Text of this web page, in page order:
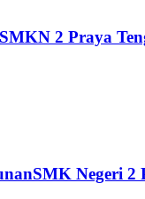
2 Praya
Negeri 2